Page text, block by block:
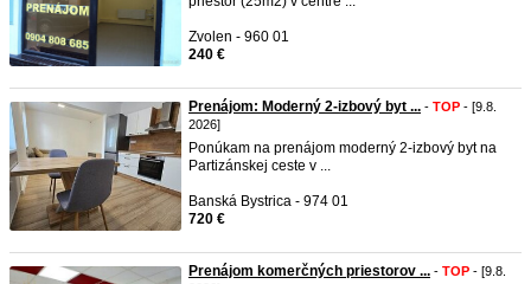
Zvolen - 960 01
240 €
Prenájom: Moderný 2-izbový byt ... - TOP - [9.8.
2026]
Ponúkam na prenájom moderný 2-izbový byt na
Partizánskej ceste v ...
Banská Bystrica - 974 01
720 €
Prenájom komerčných priestorov ... - TOP - [9.8.